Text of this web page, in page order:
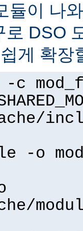
듈이 나
로 DSO
게 확장
-o